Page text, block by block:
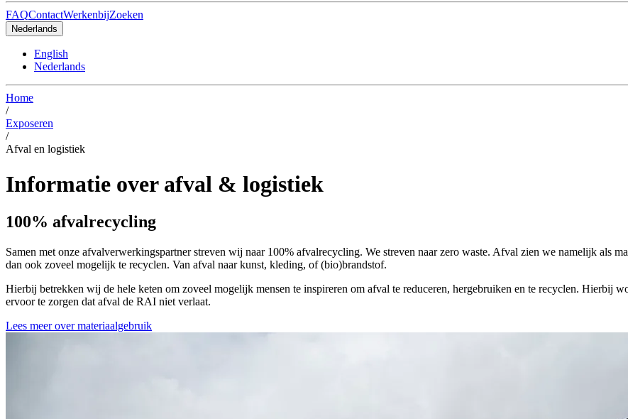
FAQContactWerkenbijZoeken
Nederlands
English
Nederlands
Home
/
Exposeren
/
Afval en logistiek
Informatie over afval & logistiek
100% afvalrecycling
Samen met onze afvalverwerkingspartner streven wij naar 100% afvalrecycling. We streven naar zero waste. Afval zien we namelijk als
dan ook zoveel mogelijk te recyclen. Van afval naar kunst, kleding, of (bio)brandstof.
Hierbij betrekken wij de hele keten om zoveel mogelijk mensen te inspireren om afval te reduceren, hergebruiken en te recyclen. Hierbij
ervoor te zorgen dat afval de RAI niet verlaat.
Lees meer over materiaalgebruik